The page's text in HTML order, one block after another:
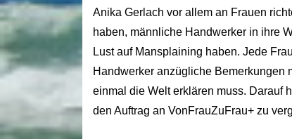
Anika Gerlach vor allem an Frauen
haben, männliche Handwerker in ihre
Lust auf Mansplaining haben. Jede
Handwerker anzügliche Bemerkungen
einmal die Welt erklären muss. Darauf
den Auftrag an VonFrauZuFrau+ zu